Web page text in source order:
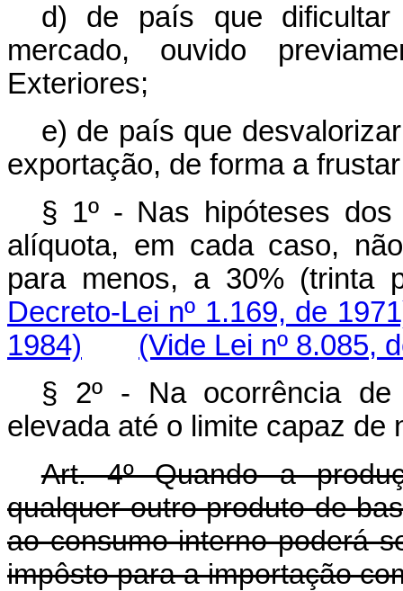
d) de país que dificultar
mercado, ouvido
Exteriores;
e) de país que
exportação, de forma a
§ 1º - Nas hipóteses
alíquota, em cada caso,
para menos, a 30%
Decreto-Lei nº 1.169, de
1984)
(Vide Lei nº 8.085,
§ 2º - Na ocorrência de
elevada até o limite capaz de
Art. 4º Quando a
qualquer outro produto de
ao consumo interno poderá
impôsto para a importação